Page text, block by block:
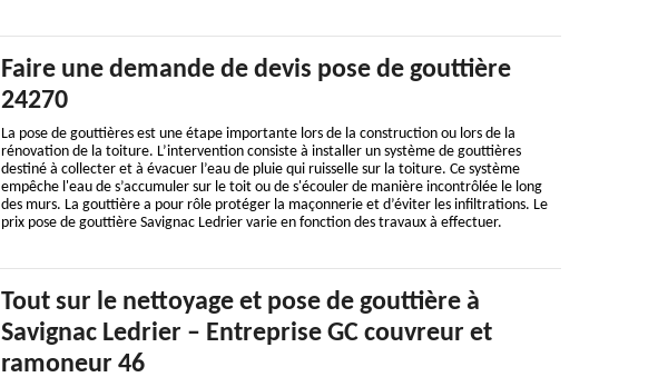
Faire une demande de devis pose de gouttière
24270
La pose de gouttières est une étape importante lors de la construction ou lors de la
rénovation de la toiture. L’intervention consiste à installer un système de gouttières
destiné à collecter et à évacuer l’eau de pluie qui ruisselle sur la toiture. Ce système
empêche l'eau de s’accumuler sur le toit ou de s'écouler de manière incontrôlée le long
des murs. La gouttière a pour rôle protéger la maçonnerie et d’éviter les infiltrations. Le
prix pose de gouttière Savignac Ledrier varie en fonction des travaux à effectuer.
Tout sur le nettoyage et pose de gouttière à
Savignac Ledrier – Entreprise GC couvreur et
ramoneur 46